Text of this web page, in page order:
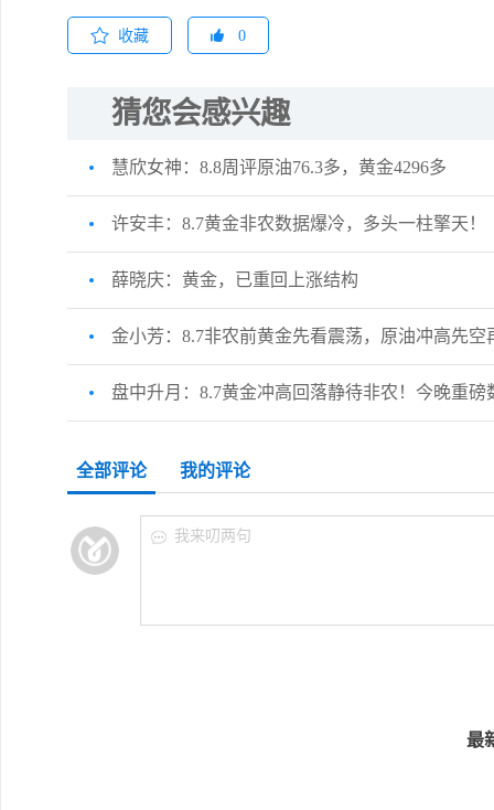
收藏 0
猜您会感兴趣
慧欣女神：8.8周评原油76.3多，黄金4296多
许安丰：8.7黄金非农数据爆冷，多头一柱擎天！
薛晓庆：黄金，已重回上涨结构
金小芳：8.7非农前黄金先看震荡，原油冲高先空
盘中升月：8.7黄金冲高回落静待非农！今晚重磅
全部评论 我的评论
我来叨两句
最